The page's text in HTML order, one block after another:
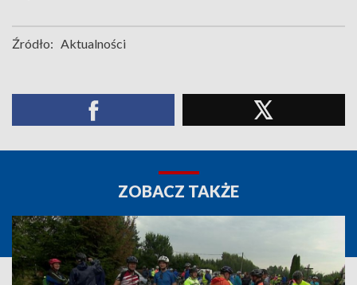
Źródło: Aktualności
ZOBACZ TAKŻE